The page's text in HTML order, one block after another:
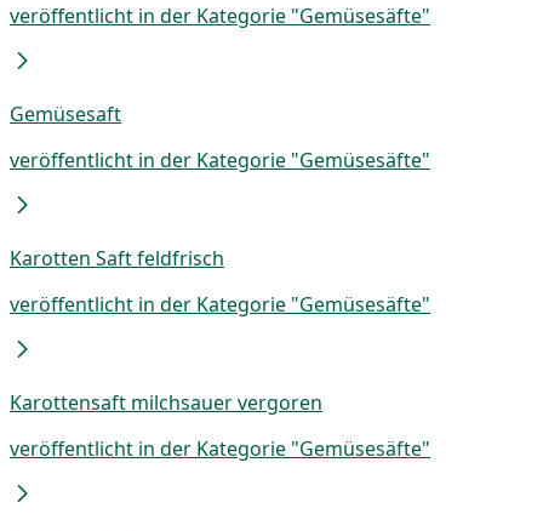
veröffentlicht in der Kategorie "Gemüsesäfte"
Gemüsesaft
veröffentlicht in der Kategorie "Gemüsesäfte"
Karotten Saft feldfrisch
veröffentlicht in der Kategorie "Gemüsesäfte"
Karottensaft milchsauer vergoren
veröffentlicht in der Kategorie "Gemüsesäfte"